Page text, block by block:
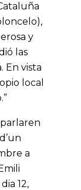
y
las
En vista
local
parlaren
a
12,